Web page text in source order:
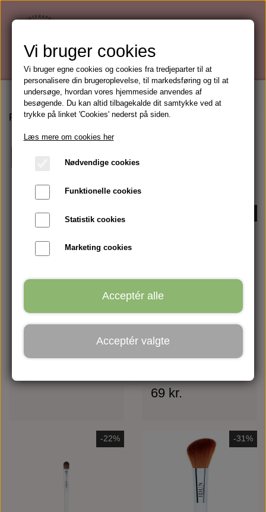
Forside Makeup Make Up Pensler
Make Up Pensler
Blending Brush
89 kr.
IDUN Precision
69 kr.
-22% -31%
Vi bruger cookies
Vi bruger egne cookies og cookies fra tredjeparter til at
personalisere din brugeroplevelse, til markedsføring og til at
undersøge, hvordan vores hjemmeside anvendes af
besøgende. Du kan altid tilbagekalde dit samtykke ved at
trykke på linket 'Cookies' nederst på siden.
Læs mere om cookies her
Nødvendige cookies
Funktionelle cookies
Statistik cookies
Marketing cookies
Acceptér alle
Acceptér valgte